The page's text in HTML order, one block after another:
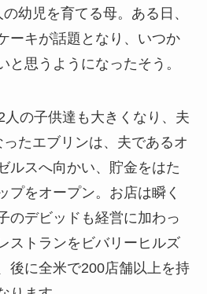
幼児を育てる母。ある日、
ーキが話題となり、いつか
と思うようになったそう。
の子供達も大きくなり、夫
たエブリンは、夫であるオ
ルスへ向かい、貯金をはた
プをオープン。お店は瞬く
のデビッドも経営に加わっ
ストランをビバリーヒルズ
後に全米で200店舗以上を持